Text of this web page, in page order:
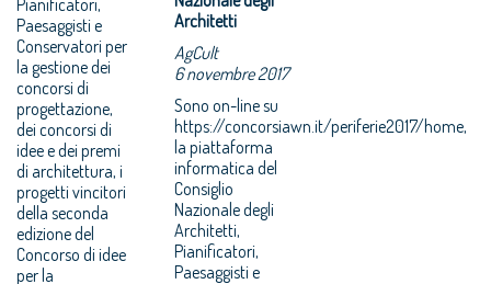
Paesaggisti e
Conservatori per
la gestione dei
concorsi di
progettazione,
dei concorsi di
idee e dei premi
di architettura, i
progetti vincitori
della seconda
edizione del
Concorso di idee
per la
Architetti
AgCult
6 novembre 2017
Sono on-line su
https://concorsiawn.it/periferie2017/home,
la piattaforma
informatica del
Consiglio
Nazionale degli
Architetti,
Pianificatori,
Paesaggisti e